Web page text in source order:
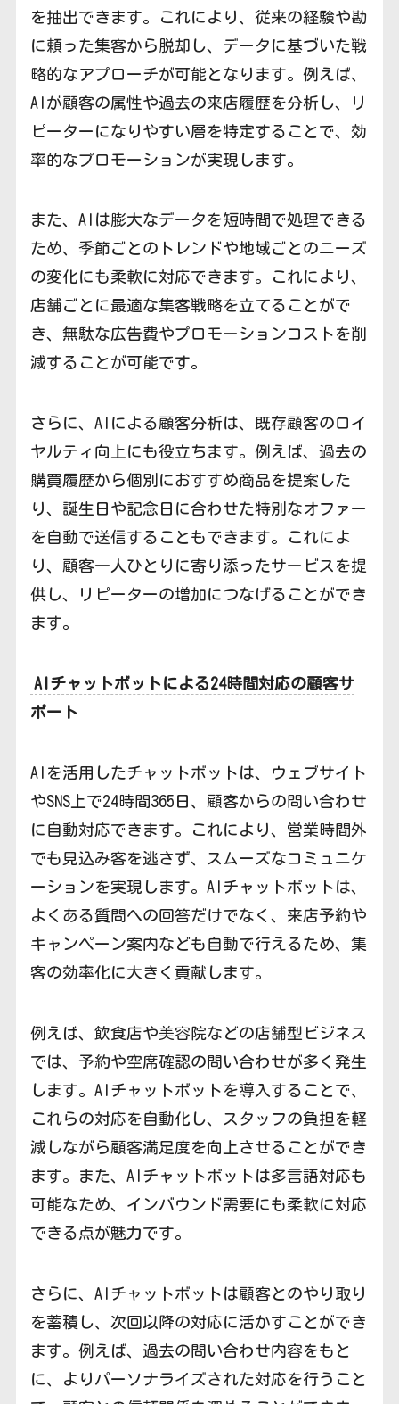
を抽出できます。これにより、従来の経験や勘
に頼った集客から脱却し、データに基づいた戦
略的なアプローチが可能となります。例えば、
AIが顧客の属性や過去の来店履歴を分析し、リ
ピーターになりやすい層を特定することで、効
率的なプロモーションが実現します。
また、AIは膨大なデータを短時間で処理できる
ため、季節ごとのトレンドや地域ごとのニーズ
の変化にも柔軟に対応できます。これにより、
店舗ごとに最適な集客戦略を立てることがで
き、無駄な広告費やプロモーションコストを削
減することが可能です。
さらに、AIによる顧客分析は、既存顧客のロイ
ヤルティ向上にも役立ちます。例えば、過去の
購買履歴から個別におすすめ商品を提案した
り、誕生日や記念日に合わせた特別なオファー
を自動で送信することもできます。これによ
り、顧客一人ひとりに寄り添ったサービスを提
供し、リピーターの増加につなげることができ
ます。
AIチャットボットによる24時間対応の顧客サ
ポート
AIを活用したチャットボットは、ウェブサイト
やSNS上で24時間365日、顧客からの問い合わせ
に自動対応できます。これにより、営業時間外
でも見込み客を逃さず、スムーズなコミュニケ
ーションを実現します。AIチャットボットは、
よくある質問への回答だけでなく、来店予約や
キャンペーン案内なども自動で行えるため、集
客の効率化に大きく貢献します。
例えば、飲食店や美容院などの店舗型ビジネス
では、予約や空席確認の問い合わせが多く発生
します。AIチャットボットを導入することで、
これらの対応を自動化し、スタッフの負担を軽
減しながら顧客満足度を向上させることができ
ます。また、AIチャットボットは多言語対応も
可能なため、インバウンド需要にも柔軟に対応
できる点が魅力です。
さらに、AIチャットボットは顧客とのやり取り
を蓄積し、次回以降の対応に活かすことができ
ます。例えば、過去の問い合わせ内容をもと
に、よりパーソナライズされた対応を行うこと